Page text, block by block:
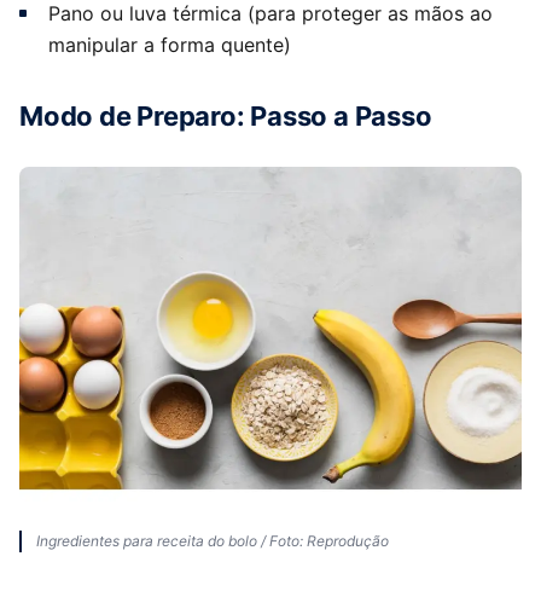
Pano ou luva térmica (para proteger as mãos ao
manipular a forma quente)
Modo de Preparo: Passo a Passo
Ingredientes para receita do bolo / Foto: Reprodução